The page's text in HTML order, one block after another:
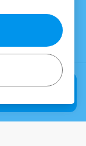
Vérifier la